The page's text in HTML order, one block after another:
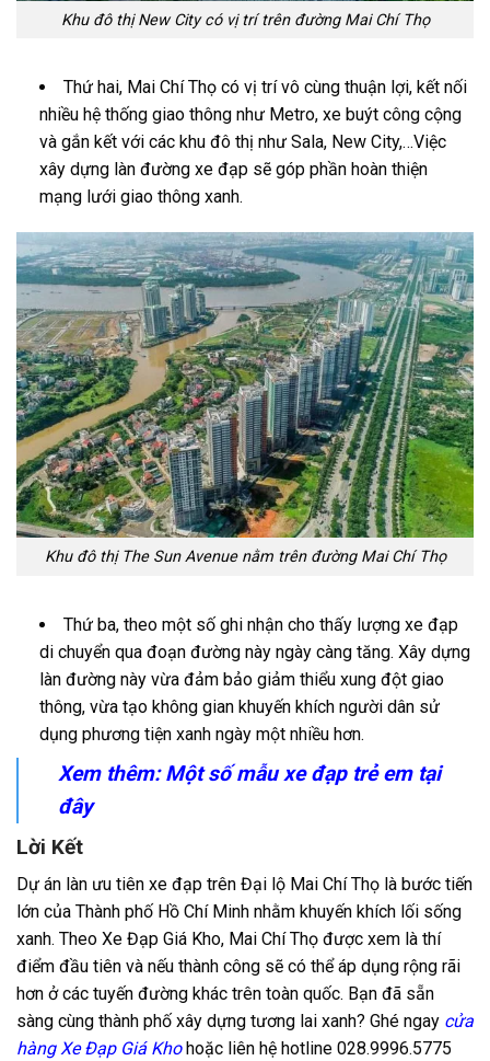
Khu đô thị New City có vị trí trên đường Mai Chí Thọ
Thứ hai, Mai Chí Thọ có vị trí vô cùng thuận lợi, kết nối
nhiều hệ thống giao thông như Metro, xe buýt công cộng
và gắn kết với các khu đô thị như Sala, New City,…Việc
xây dựng làn đường xe đạp sẽ góp phần hoàn thiện
mạng lưới giao thông xanh.
Khu đô thị The Sun Avenue nằm trên đường Mai Chí Thọ
Thứ ba, theo một số ghi nhận cho thấy lượng xe đạp
di chuyển qua đoạn đường này ngày càng tăng. Xây dựng
làn đường này vừa đảm bảo giảm thiểu xung đột giao
thông, vừa tạo không gian khuyến khích người dân sử
dụng phương tiện xanh ngày một nhiều hơn.
Xem thêm: Một số mẫuxe đạp trẻ emtại
đây
Lời Kết
Dự án làn ưu tiên xe đạp trên Đại lộ Mai Chí Thọ là bước tiến
lớn của Thành phố Hồ Chí Minh nhằm khuyến khích lối sống
xanh. Theo Xe Đạp Giá Kho, Mai Chí Thọ được xem là thí
điểm đầu tiên và nếu thành công sẽ có thể áp dụng rộng rãi
hơn ở các tuyến đường khác trên toàn quốc. Bạn đã sẵn
sàng cùng thành phố xây dựng tương lai xanh? Ghé ngay cửa
hàng Xe Đạp Giá Khohoặc liên hệ hotline 028.9996.5775